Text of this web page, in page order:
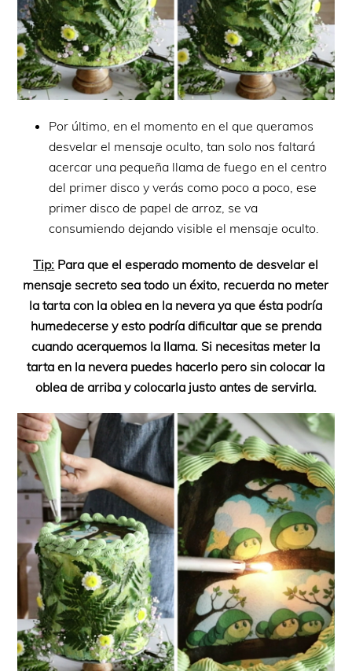
Por último, en el momento en el que queramos
desvelar el mensaje oculto, tan solo nos faltará
acercar una pequeña llama de fuego en el centro
del primer disco y verás como poco a poco, ese
primer disco de papel de arroz, se va
consumiendo dejando visible el mensaje oculto.
Tip: Para que el esperado momento de desvelar el
mensaje secreto sea todo un éxito, recuerda no meter
la tarta con la oblea en la nevera ya que ésta podría
humedecerse y esto podría dificultar que se prenda
cuando acerquemos la llama. Si necesitas meter la
tarta en la nevera puedes hacerlo pero sin colocar la
oblea de arriba y colocarla justo antes de servirla.